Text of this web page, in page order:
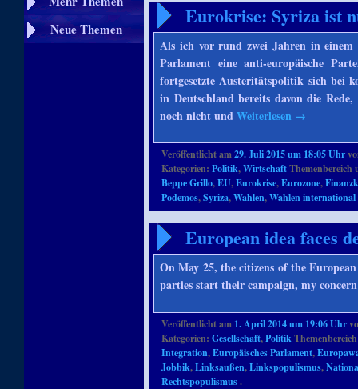
Neue Themen
Eurokrise: Syriza ist
Als ich vor rund zwei Jahren in einem
Parlament eine anti-europäische
fortgesetzte Austeritätspolitik sich bei
in Deutschland bereits davon die
noch nicht undWeiterlesen →
Veröffentlicht am29. Juli 2015 um 18:05 Uhr
Kategorien:Politik,Wirtschaft
Beppe Grillo,EU,Eurokrise,Eurozone,
Podemos,Syriza,Wahlen,Wahlen international
European idea faces
On May 25, the citizens of the
parties start their campaign, my
Veröffentlicht am 1. April 2014 um 19:06 Uhr
Kategorien:Gesellschaft,Politik
Integration,Europäisches Parlament,
Jobbik,Linksaußen,Linkspopulismus,
Rechtspopulismus.